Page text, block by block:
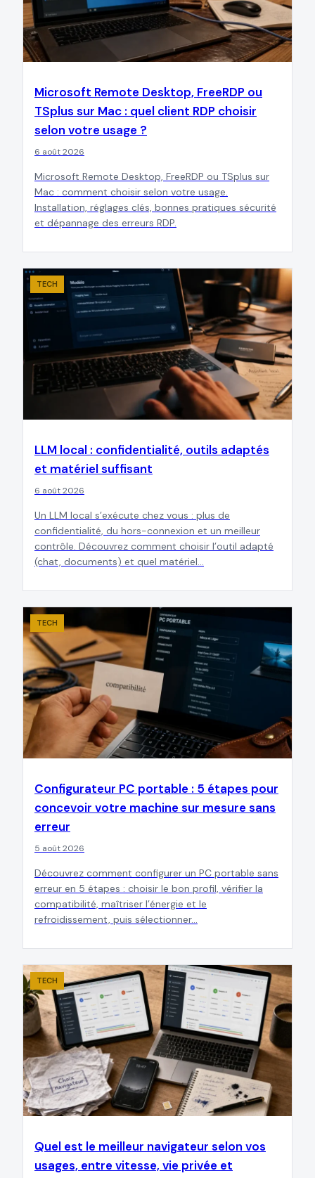
Microsoft Remote Desktop, FreeRDP ou
TSplus sur Mac : quel client RDP choisir
selon votre usage ?
6 août 2026
Microsoft Remote Desktop, FreeRDP ou TSplus sur
Mac : comment choisir selon votre usage.
Installation, réglages clés, bonnes pratiques sécurité
et dépannage des erreurs RDP.
TECH
LLM local : confidentialité, outils adaptés
et matériel suffisant
6 août 2026
Un LLM local s’exécute chez vous : plus de
confidentialité, du hors-connexion et un meilleur
contrôle. Découvrez comment choisir l’outil adapté
(chat, documents) et quel matériel…
TECH
Configurateur PC portable : 5 étapes pour
concevoir votre machine sur mesure sans
erreur
5 août 2026
Découvrez comment configurer un PC portable sans
erreur en 5 étapes : choisir le bon profil, vérifier la
compatibilité, maîtriser l’énergie et le
refroidissement, puis sélectionner…
TECH
Quel est le meilleur navigateur selon vos
usages, entre vitesse, vie privée et